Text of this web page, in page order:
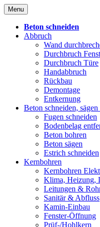
Skip
to
content
Menu
Beton schneiden
Abbruch
Wand
Durchbruch
Durchbruch Türe
Handabbruch
Rückbau
Demontage
Entkernung
Beton schneiden,
Fugen schneiden
Bodenbelag
Beton bohren
Beton sägen
Estrich schneiden
Kernbohren
Kernbohren
Klima, Heizung,
Leitungen &
Sanitär & Abfluss
Kamin-Einbau
Fenster-Öffnung
Prüf-/Hohlkern